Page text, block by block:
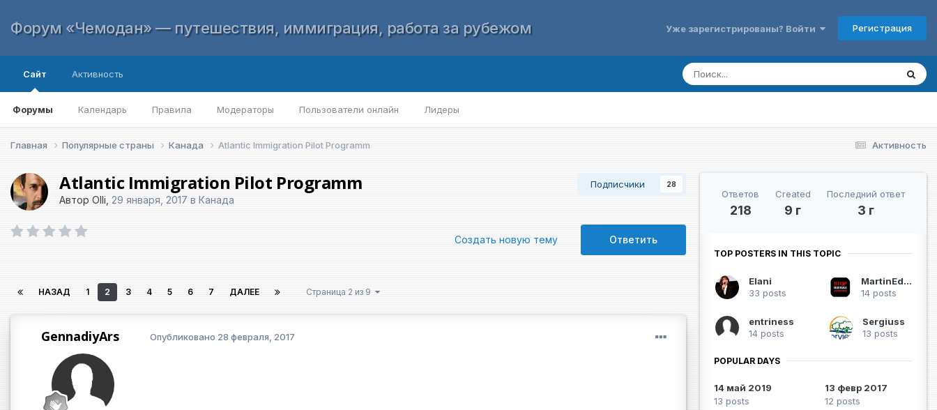
Форум «Чемодан» — путешествия, иммиграция, работа за рубежом Уже зарегистрированы? Войти Регистрация
Сайт
Форумы Календарь Правила Модераторы Пользователи онлайн Лидеры
Активность
Активность
Главная Популярные страны Канада Atlantic Immigration Pilot Programm
Подписчики 28
Atlantic Immigration Pilot Programm
Автор Olli 29 января, 2017 в Канада
Ответить
Создать новую тему
НАЗАД 1 2 3 4 5 6 7 ДАЛЕЕ Страница 2 из 9
GennadiyArs Опубликовано 28 февраля, 2017
Ответов
218
Created
9 г
Последний ответ
3 г
TOP POSTERS IN THIS TOPIC
Elani
33 posts
MartinEden
14 posts
entriness
14 posts
Sergiuss
13 posts
POPULAR DAYS
14 май 2019
13 posts
13 февр 2017
12 posts